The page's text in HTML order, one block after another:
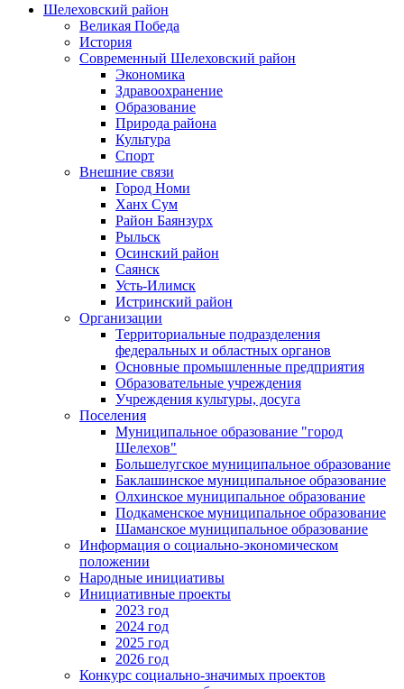
Шелеховский район
Великая Победа
История
Современный Шелеховский район
Экономика
Здравоохранение
Образование
Природа района
Культура
Спорт
Внешние связи
Город Номи
Ханх Сум
Район Баянзурх
Рыльск
Осинский район
Саянск
Усть-Илимск
Истринский район
Организации
Территориальные подразделения
федеральных и областных органов
Основные промышленные предприятия
Образовательные учреждения
Учреждения культуры, досуга
Поселения
Муниципальное образование "город
Шелехов"
Большелугское муниципальное образование
Баклашинское муниципальное образование
Олхинское муниципальное образование
Подкаменское муниципальное образование
Шаманское муниципальное образование
Информация о социально-экономическом
положении
Народные инициативы
Инициативные проекты
2023 год
2024 год
2025 год
2026 год
Конкурс социально-значимых проектов